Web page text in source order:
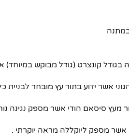
אשר ידוע בתור עץ מובחר
אשר מספק ליוקללה מראה יוקרתי .